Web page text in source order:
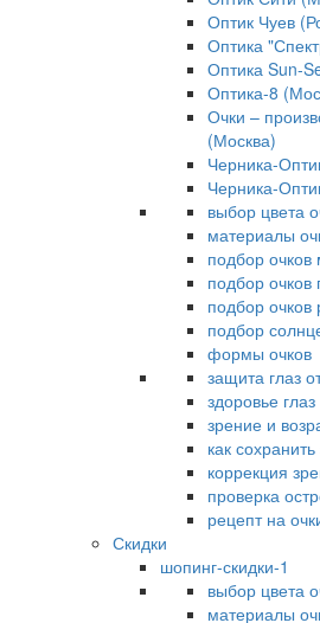
Оптик Чуев
Оптика
Оптика Sun-
Оптика-8
Очки –
(Москва)
Черника-
Черника-
выбор цвета
материалы
подбор
подбор
подбор очков
подбор
формы очков
защита глаз
здоровье глаз
зрение и
как
коррекция
проверка
рецепт на
Скидки
шопинг-скидки-1
выбор цвета
материалы